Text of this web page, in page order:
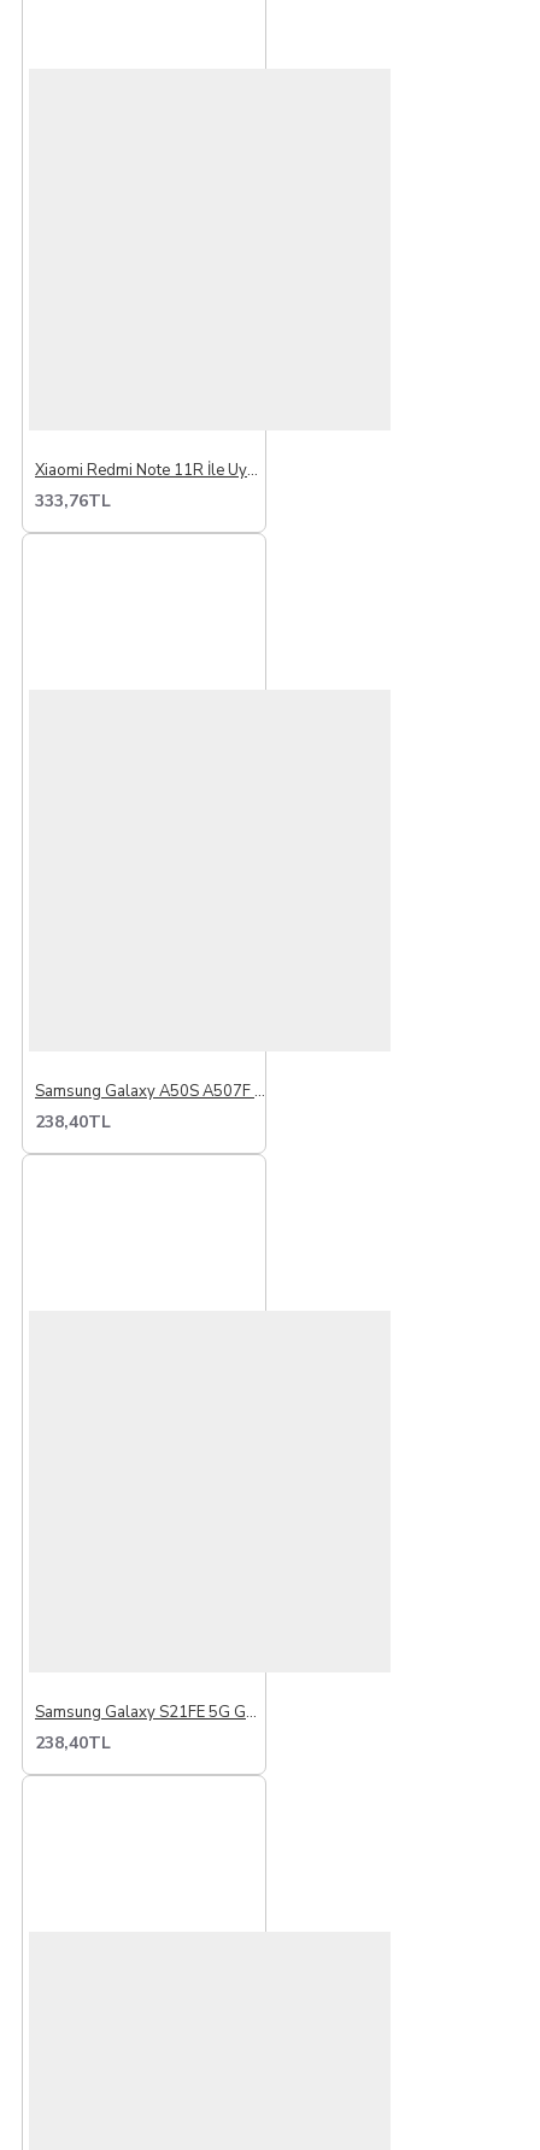
Xiaomi Redmi Note 11R İle Uyumlu Şarj Soketi
333,76TL
Samsung Galaxy A50S A507F İle Uyumlu Ara Film Flex
238,40TL
Samsung Galaxy S21FE 5G G990 İle Uyumlu Buzzer Hoparlör Dış Ses
238,40TL